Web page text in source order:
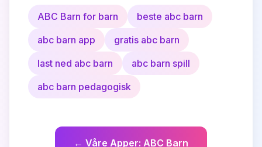
ABC Barn for barn
beste abc barn
abc barn app
gratis abc barn
last ned abc barn
abc barn spill
abc barn pedagogisk
← Våre Apper: ABC Barn